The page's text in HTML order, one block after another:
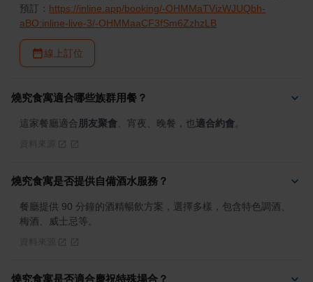
預訂： https://inline.app/booking/-OHMMaTVizWJUQbh-
aBO:inline-live-3/-OHMMaaCF3fSm6ZzhzLB
線上訂位
燒究食寓適合哪些族群用餐？
這家餐廳適合 朋友聚會 、宵夜、晚餐，也 適合約會
燒究食寓是否提供自備酒水服務？
餐廳提供 90 分鐘的酒精暢飲方案，選擇多樣，包含特色調酒、
梅酒、威士忌等。
燒究食寓是否適合慶祝特殊場合？